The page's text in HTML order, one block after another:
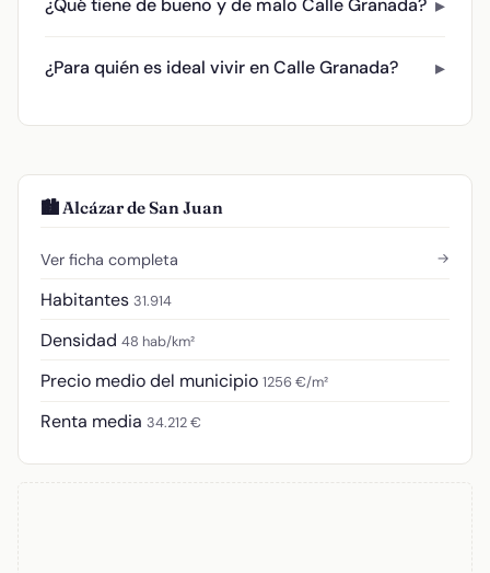
¿Qué tiene de bueno y de malo Calle Granada?
¿Para quién es ideal vivir en Calle Granada?
🏙️ Alcázar de San Juan
Ver ficha completa →
Habitantes 31.914
Densidad 48 hab/km²
Precio medio del municipio 1256 €/m²
Renta media 34.212 €